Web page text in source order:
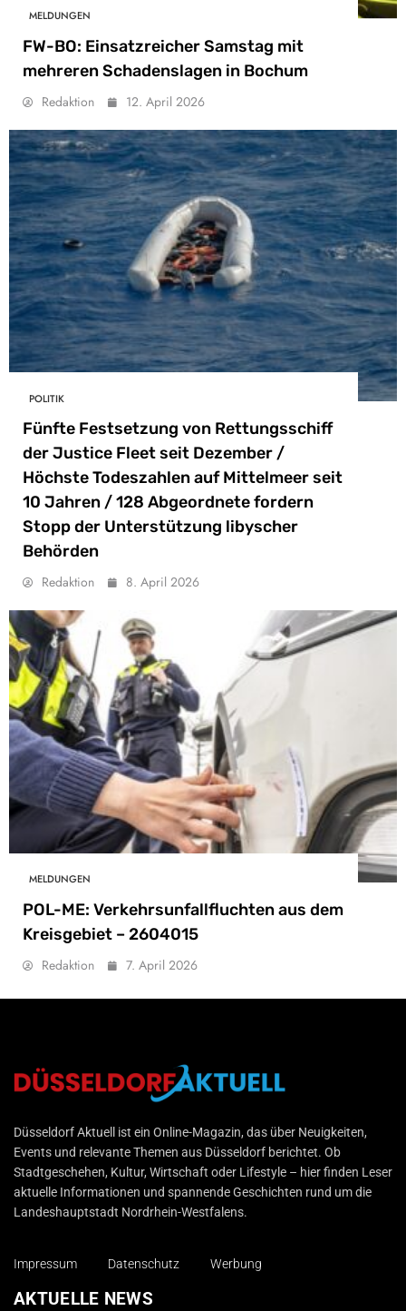
MELDUNGEN
FW-BO: Einsatzreicher Samstag mit
mehreren Schadenslagen in Bochum
Redaktion 12. April 2026
POLITIK
Fünfte Festsetzung von Rettungsschiff
der Justice Fleet seit Dezember /
Höchste Todeszahlen auf Mittelmeer seit
10 Jahren / 128 Abgeordnete fordern
Stopp der Unterstützung libyscher
Behörden
Redaktion 8. April 2026
MELDUNGEN
POL-ME: Verkehrsunfallfluchten aus dem
Kreisgebiet – 2604015
Redaktion 7. April 2026
Düsseldorf Aktuell
Düsseldorf Aktuell ist ein Online-Magazin, das über Neuigkeiten,
Events und relevante Themen aus Düsseldorf berichtet. Ob
Stadtgeschehen, Kultur, Wirtschaft oder Lifestyle – hier finden Leser
aktuelle Informationen und spannende Geschichten rund um die
Landeshauptstadt Nordrhein-Westfalens.
Impressum Datenschutz Werbung
AKTUELLE NEWS